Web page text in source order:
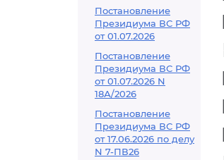
Постановление
Президиума ВС РФ
от 01.07.2026
Постановление
Президиума ВС РФ
от 01.07.2026 N
18А/2026
Постановление
Президиума ВС РФ
от 17.06.2026 по делу
N 7-ПВ26